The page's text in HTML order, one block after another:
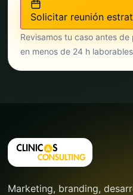
Solicitar reunión
Revisamos tu caso antes
en menos de 24 h
Marketing, branding,